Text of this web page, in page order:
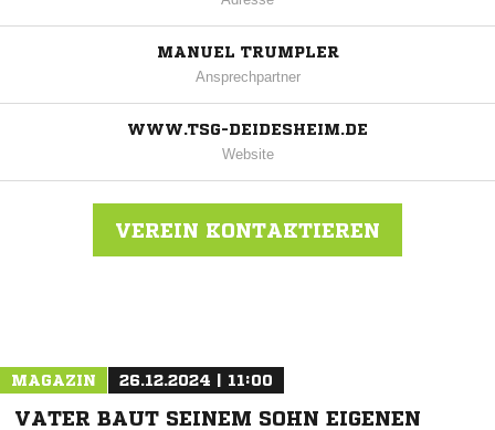
MANUEL TRUMPLER
Ansprechpartner
WWW.TSG-DEIDESHEIM.DE
Website
VEREIN KONTAKTIEREN
MAGAZIN 26.12.2024 | 11:00
VATER BAUT SEINEM SOHN EIGENEN